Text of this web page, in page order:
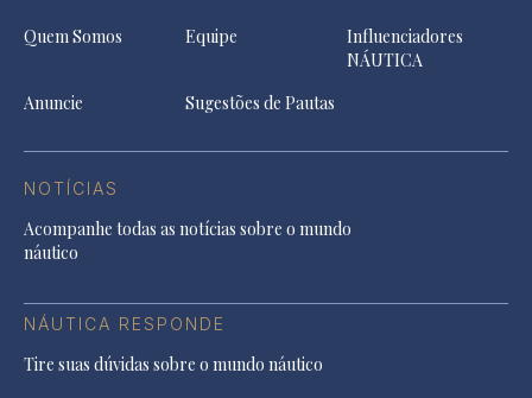
Quem Somos Equipe
Influenciadores
NÁUTICA
Anuncie
Sugestões de Pautas
NOTÍCIAS
Acompanhe todas as notícias sobre o mundo
náutico
NÁUTICA RESPONDE
Tire suas dúvidas sobre o mundo náutico